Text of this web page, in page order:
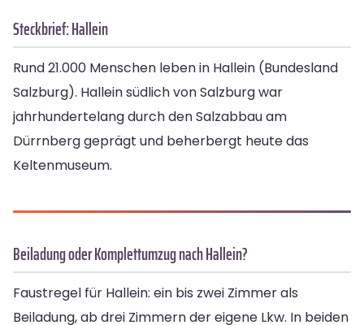
Steckbrief: Hallein
Rund 21.000 Menschen leben in Hallein (Bundesland
Salzburg). Hallein südlich von Salzburg war
jahrhundertelang durch den Salzabbau am
Dürrnberg geprägt und beherbergt heute das
Keltenmuseum.
Beiladung oder Komplettumzug nach Hallein?
Faustregel für Hallein: ein bis zwei Zimmer als
Beiladung, ab drei Zimmern der eigene Lkw. In beiden